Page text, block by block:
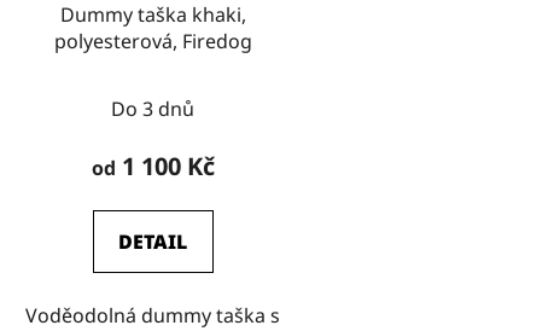
Dummy taška khaki,
polyesterová, Firedog
Do 3 dnů
od 1 100 Kč
DETAIL
Voděodolná dummy taška s